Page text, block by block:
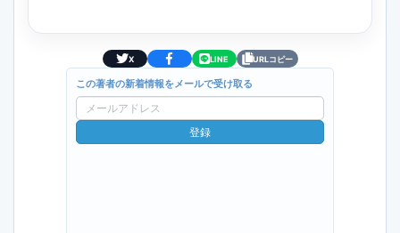
X LINE URLコピー
この著者の新着情報をメールで受け取る
ー
ル
登録